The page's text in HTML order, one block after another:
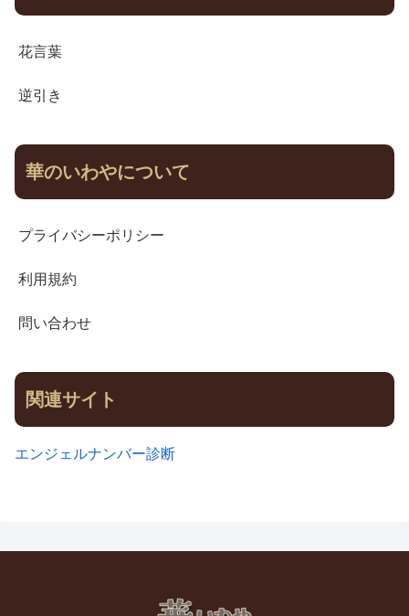
花言葉
逆引き
華のいわやについて
プライバシーポリシー
利用規約
問い合わせ
関連サイト
エンジェルナンバー診断